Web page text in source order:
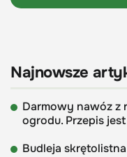
Najnowsze
Darmowy nawóz z
ogrodu. Przepis
Budleja skrętolistna